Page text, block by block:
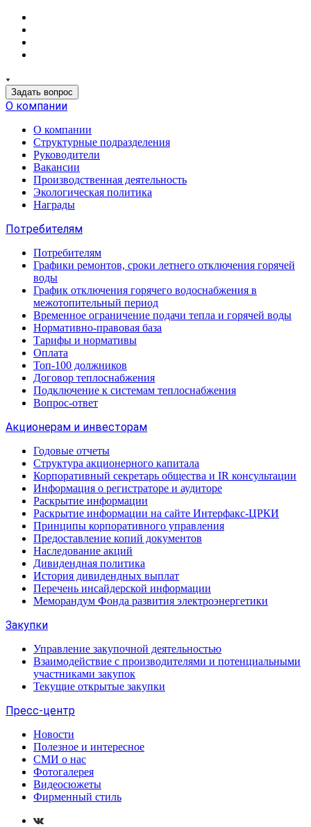
Задать вопрос
О компании
О компании
Структурные подразделения
Руководители
Вакансии
Производственная деятельность
Экологическая политика
Награды
Потребителям
Потребителям
Графики ремонтов, сроки летнего отключения горячей
воды
График отключения горячего водоснабжения в
межотопительный период
Временное ограничение подачи тепла и горячей воды
Нормативно-правовая база
Тарифы и нормативы
Оплата
Топ-100 должников
Договор теплоснабжения
Подключение к системам теплоснабжения
Вопрос-ответ
Акционерам и инвесторам
Годовые отчеты
Структура акционерного капитала
Корпоративный секретарь общества и IR консультации
Информация о регистраторе и аудиторе
Раскрытие информации
Раскрытие информации на сайте Интерфакс-ЦРКИ
Принципы корпоративного управления
Предоставление копий документов
Наследование акций
Дивидендная политика
История дивидендных выплат
Перечень инсайдерской информации
Меморандум Фонда развития электроэнергетики
Закупки
Управление закупочной деятельностью
Взаимодействие с производителями и потенциальными
участниками закупок
Текущие открытые закупки
Пресс-центр
Новости
Полезное и интересное
СМИ о нас
Фотогалерея
Видеосюжеты
Фирменный стиль